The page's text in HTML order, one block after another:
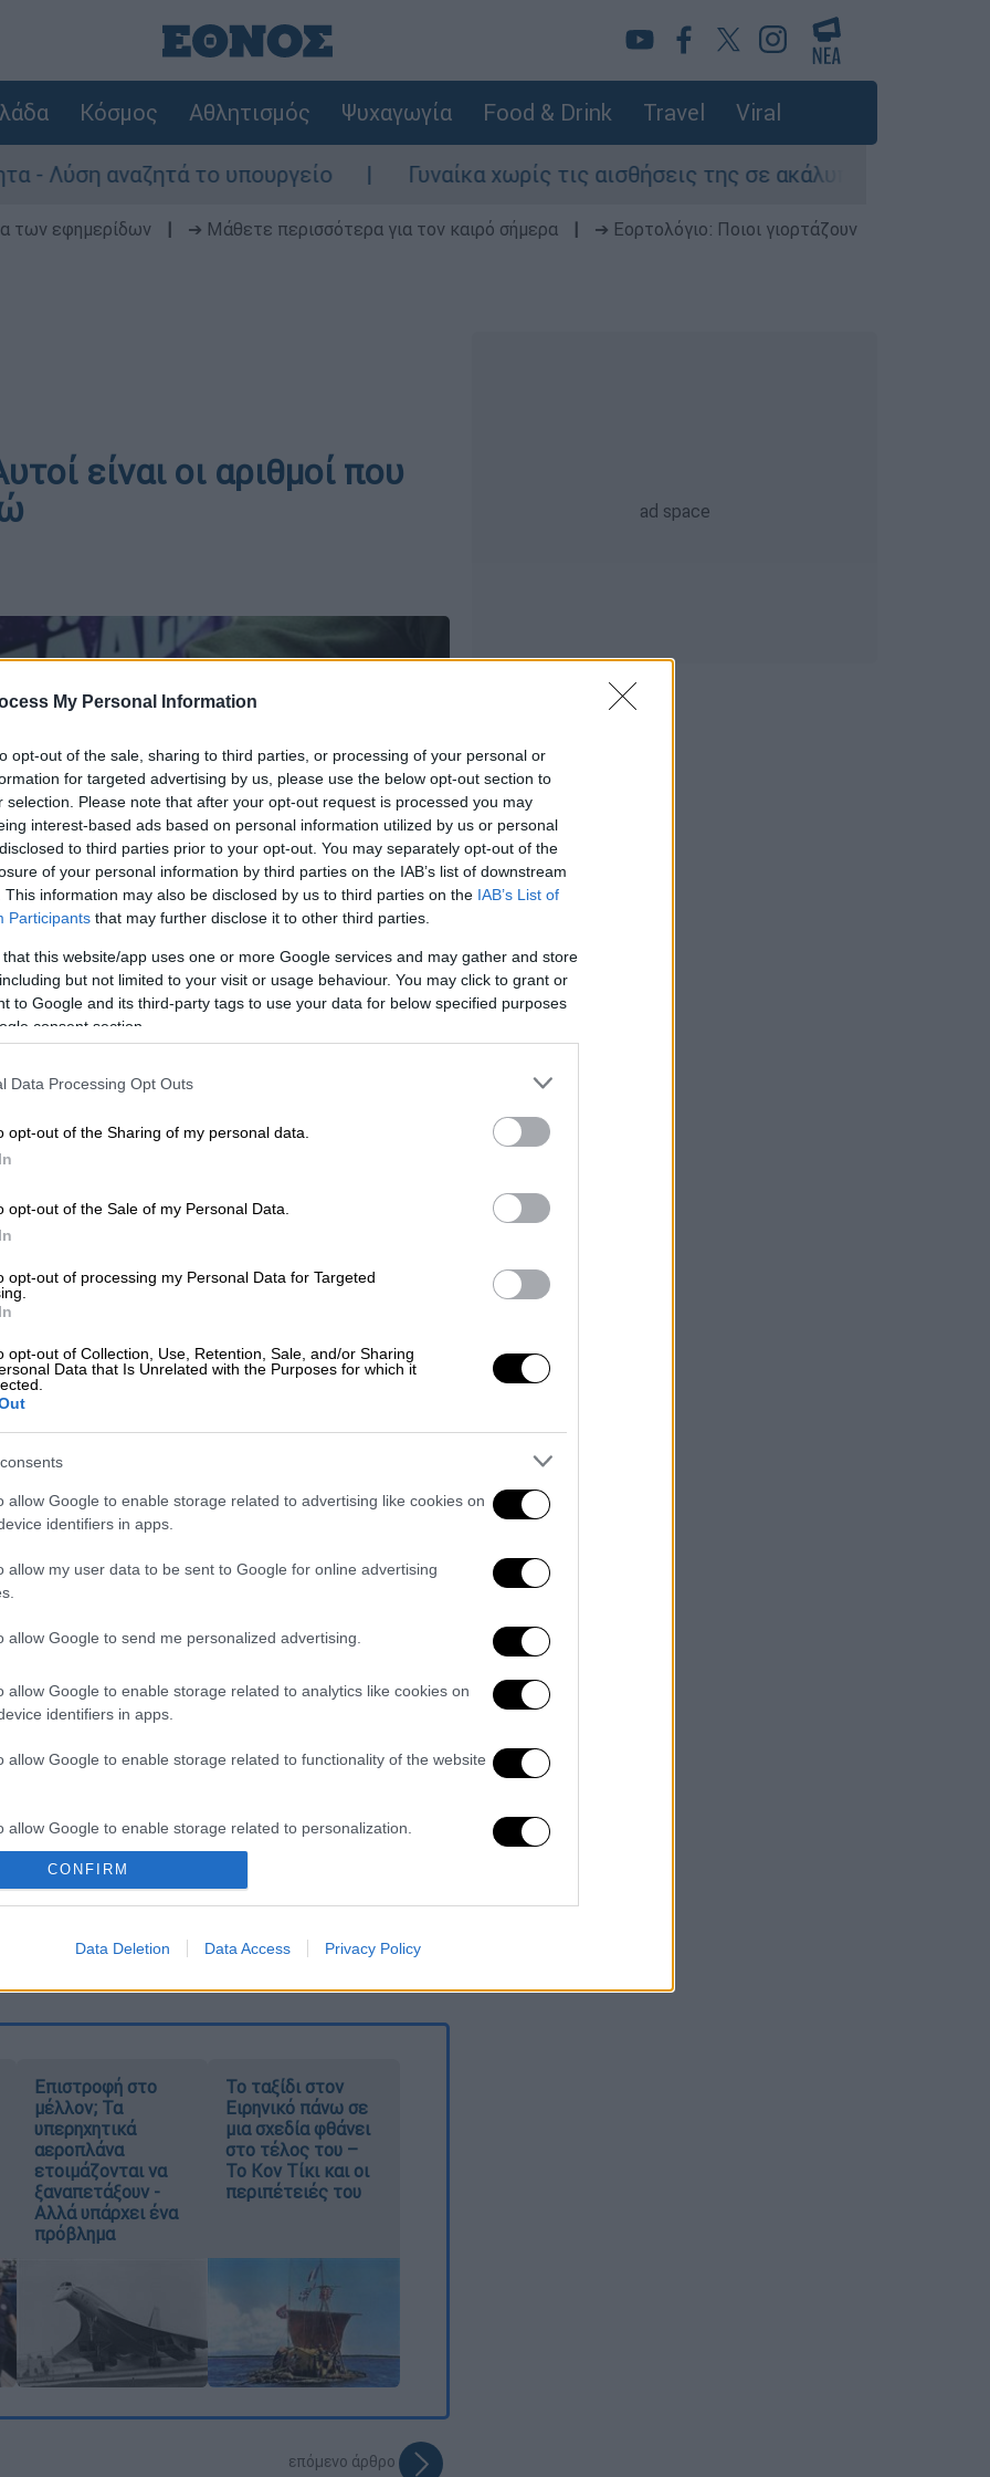
My Personal Information
opt-out of the sale, sharing to third parties, or processing of your personal or
for targeted advertising by us, please use the below opt-out section to
selection. Please note that after your opt-out request is processed you may
interest-based ads based on personal information utilized by us or personal
to third parties prior to your opt-out. You may separately opt-out of the
of your personal information by third parties on the IAB’s list of downstream
This information may also be disclosed by us to third parties on the IAB’s List of
Participants that may further disclose it to other third parties.
that this website/app uses one or more Google services and may gather and store
but not limited to your visit or usage behaviour. You may click to grant or
to Google and its third-party tags to use your data for below specified purposes
consent section.
Data Processing Opt Outs
opt-out of the Sharing of my personal data.
opt-out of the Sale of my Personal Data.
opt-out of processing my Personal Data for Targeted
opt-out of Collection, Use, Retention, Sale, and/or Sharing
Data that Is Unrelated with the Purposes for which it
allow Google to enable storage related to advertising like cookies on
identifiers in apps.
allow my user data to be sent to Google for online advertising
allow Google to send me personalized advertising.
allow Google to enable storage related to analytics like cookies on
identifiers in apps.
allow Google to enable storage related to functionality of the website
allow Google to enable storage related to personalization.
functionality and fraud prevention, and other user protection.
CONFIRM
Data Deletion Data Access Privacy Policy
Κόσμος Αθλητισμός Ψυχαγωγία Food & Drink Travel Viral
αναζητά το υπουργείο Γυναίκα χωρίς τις αισθήσεις της σε ακάλυπτο
των εφημερίδων ➔ Μάθετε περισσότερα για τον καιρό σήμερα
➔ Εορτολόγιο: Ποιοι γιορτάζουν
είναι οι αριθμοί που
το ΕΘΝΟΣ στη Google
Eurojackpot, το οποίο στην πρώτη
ευρώ
κλήρωσης του Eurojackpot με αριθμό
8.
επιδοτήσεων ανά Περιφέρεια -
τύχης
μέρος και 2 αριθμοί (από 12) στο κάτω
είτε με συστήματα (πλήρη ή
είναι 2,50€.
στα καταστήματα ΟΠΑΠ ή ηλεκτρονικά
κινητά εντός των καταστημάτων ΟΠΑΠ
κάθε Τρίτη και
στο Ελσίνκι της Φιλανδίας.
Επιστροφή στο
μέλλον; Τα
υπερηχητικά
αεροπλάνα
ετοιμάζονται να
ξαναπετάξουν -
Αλλά υπάρχει ένα
πρόβλημα
Το ταξίδι στον
Ειρηνικό πάνω σε
μια σχεδία φθάνει
στο τέλος του –
Το Κον Τίκι και οι
περιπέτειές του
επόμενο άρθρο